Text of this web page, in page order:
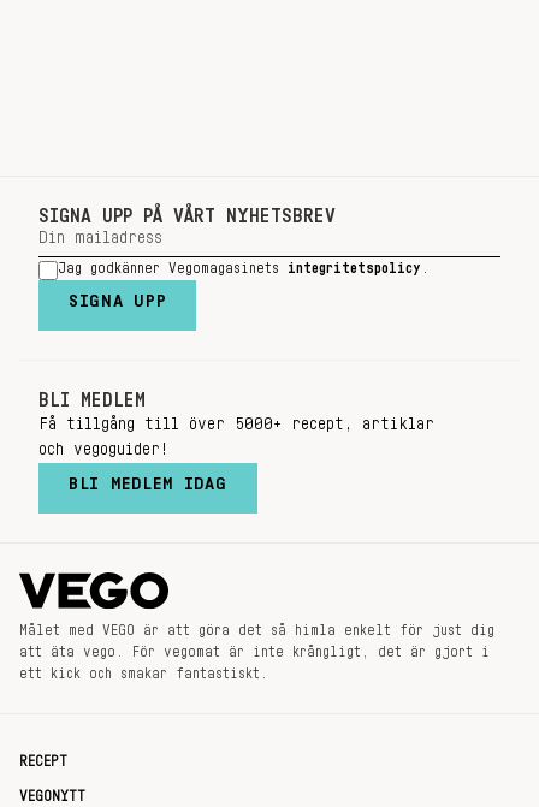
SIGNA UPP PÅ VÅRT NYHETSBREV
Jag godkänner Vegomagasinets integritetspolicy
SIGNA UPP
BLI MEDLEM
Få tillgång till över 5000+ recept, artiklar
och vegoguider!
BLI MEDLEM IDAG
Målet med VEGO är att göra det så himla enkelt för just dig
att äta vego. För vegomat är inte krångligt, det är gjort i
ett kick och smakar fantastiskt.
RECEPT
VEGONYTT